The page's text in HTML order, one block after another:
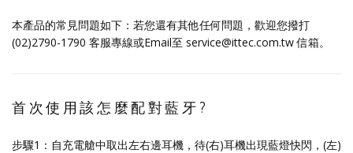
本產品的常見問題如下：若您還有其他任何問題，歡迎您撥打
(02)2790-1790 客服專線或Email至 service@ittec.com.tw 信箱。
首次使用該怎麼配對藍牙?
步驟1：自充電艙中取出左右邊耳機，待(右)耳機出現藍燈快閃，(左)